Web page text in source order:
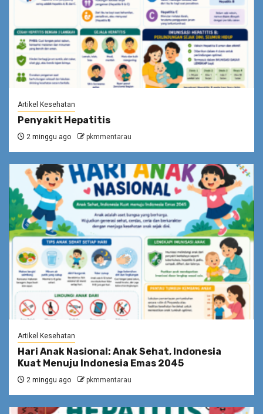
Artikel Kesehatan
Penyakit Hepatitis
2 minggu ago pkmmentarau
Artikel Kesehatan
Hari Anak Nasional: Anak Sehat, Indonesia
Kuat Menuju Indonesia Emas 2045
2 minggu ago pkmmentarau